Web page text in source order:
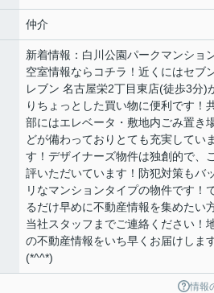
仲介
新着情報：白川公園パークマンショ
空室情報ならコチラ！近くにはセブ
レブン 名古屋栄2丁目東店(徒歩3分)
りちょっとした買い物に便利です！
部にはエレベータ・敷地内ごみ置き
どが備わっておりとても充実していま
す！デザイナーズ物件は独創的で、
評いただいています！防犯対策もバ
リなマンションタイプの物件です！
るだけ早めに不動産情報を集めたい
当社スタッフまでご連絡ください！
の不動産情報をいち早くお届けしま
(*^^*)
情報